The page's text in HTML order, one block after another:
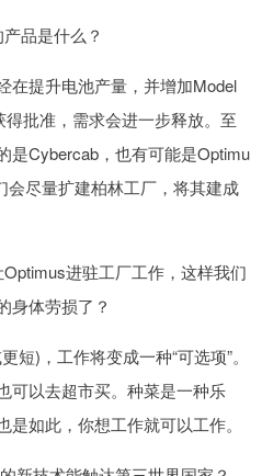
品是什么？
在提升电池产量，并增加Model
批准，需求会进一步释放。至
是Cybercab，也有可能是Optimu
尽量扩建柏林工厂，将其建成
进驻工厂工作，这样我们
身体劳损了？
短)，工作将变成一种“可选项”。
可以去超市买。种菜是一种乐
如此，你想工作就可以工作。